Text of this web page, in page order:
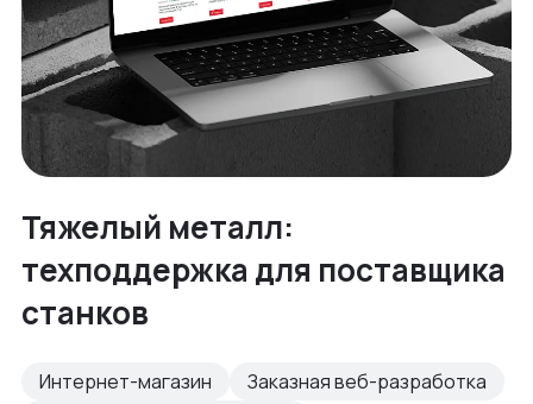
Тяжелый металл:
техподдержка для поставщика
станков
Интернет-магазин
Заказная веб-разработка